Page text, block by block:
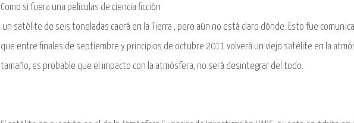
Como si fuera una películas de ciencia ficción
un satélite de seis toneladas caerá en la Tierra , pero aún no está claro dónde. Esto fue
que entre finales de septiembre y principios de octubre 2011 volverá un viejo satélite en la
tamaño, es probable que el impacto con la atmósfera, no será desintegrar del todo.